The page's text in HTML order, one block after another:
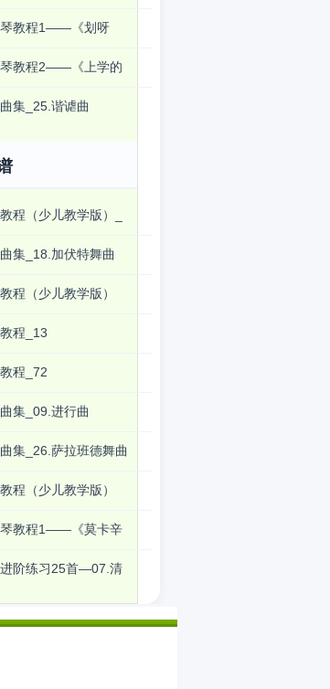
琴教程1――《划呀
琴教程2――《上学的
集_25.谐谑曲
程（少儿教学版）_
集_18.加伏特舞曲
程（少儿教学版）
程_13
程_72
集_09.进行曲
集_26.萨拉班德舞曲
程（少儿教学版）
琴教程1――《莫卡辛
阶练习25首―07.清